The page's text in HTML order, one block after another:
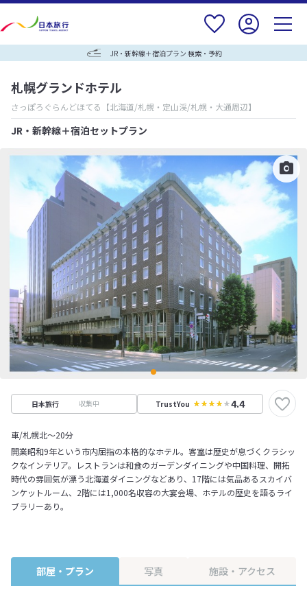
JR・新幹線＋宿泊プラン 検索・予約
札幌グランドホテル
さっぽろぐらんどほてる 【北海道/札幌・定山渓/札幌・大通周辺】
JR・新幹線＋宿泊セットプラン
日本旅行 収集中 TrustYou 4.4
車/札幌北～20分
開業昭和9年という市内屈指の本格的なホテル。客室は歴史が息づくクラシッ
クなインテリア。レストランは和食のガーデンダイニングや中国料理、開拓
時代の雰囲気が漂う北海道ダイニングなどあり、17階には気品あるスカイバ
ンケットルーム、2階には1,000名収容の大宴会場、ホテルの歴史を語るライ
ブラリーあり。
部屋・プラン 写真 施設・アクセス